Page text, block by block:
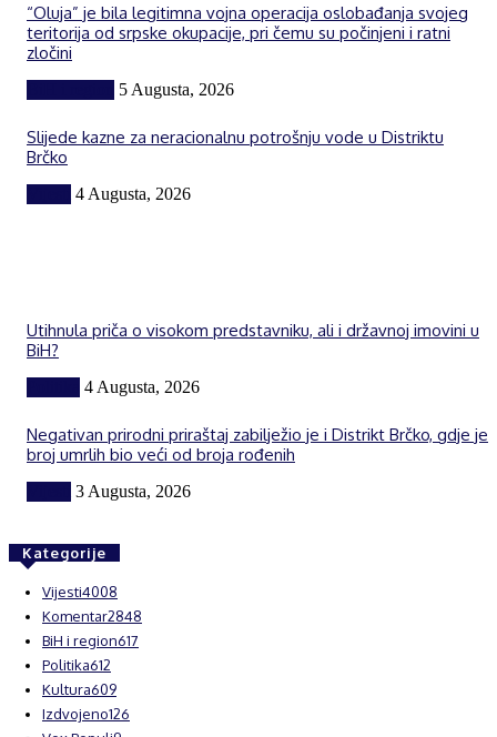
“Oluja” je bila legitimna vojna operacija oslobađanja svojeg
teritorija od srpske okupacije, pri čemu su počinjeni i ratni
zločini
5 Augusta, 2026
Slijede kazne za neracionalnu potrošnju vode u Distriktu
Brčko
4 Augusta, 2026
Utihnula priča o visokom predstavniku, ali i državnoj imovini u
BiH?
4 Augusta, 2026
Negativan prirodni priraštaj zabilježio je i Distrikt Brčko, gdje je
broj umrlih bio veći od broja rođenih
3 Augusta, 2026
Kategorije
Vijesti4008
Komentar2848
BiH i region617
Politika612
Kultura609
Izdvojeno126